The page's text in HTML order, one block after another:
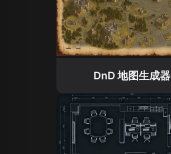
DnD 地图生成器